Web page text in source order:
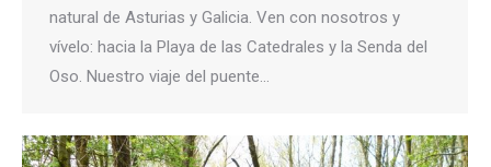
natural de Asturias y Galicia. Ven con nosotros y
vívelo: hacia la Playa de las Catedrales y la Senda del
Oso. Nuestro viaje del puente…